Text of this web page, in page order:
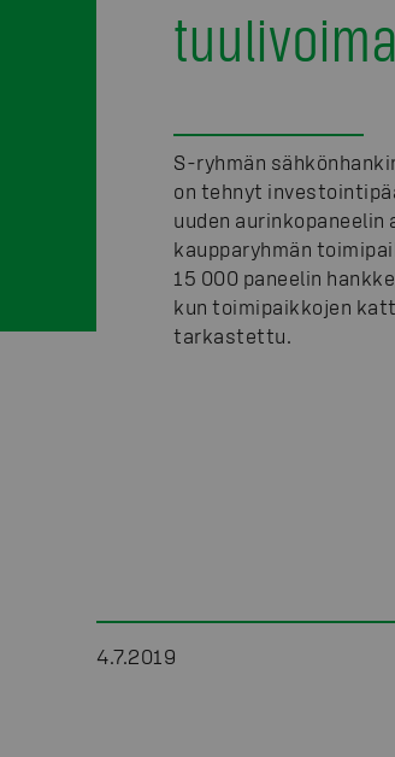
S-ryhmän
on tehnyt
uuden
kaupparyhmän
15 000 paneelin
kun toimipaikkojen
tarkastettu.
4.7.2019